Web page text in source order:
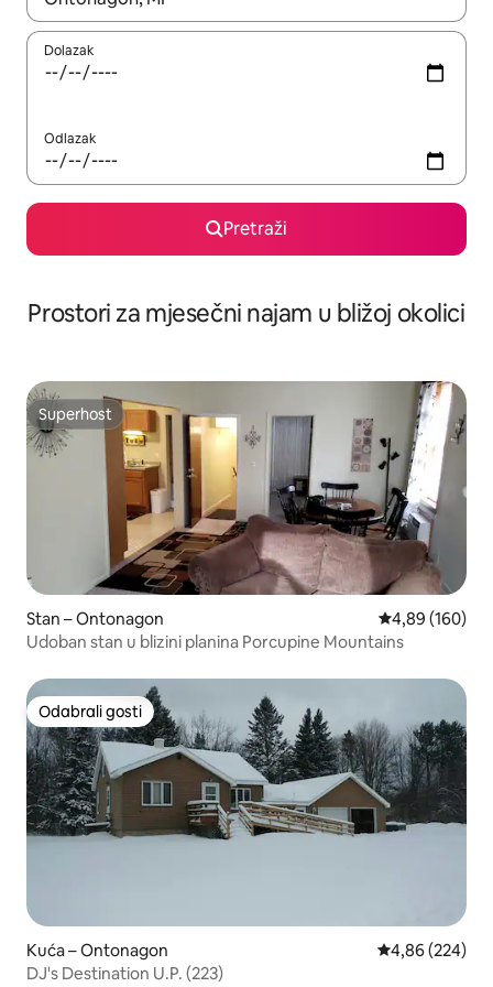
Dolazak
Odlazak
Pretraži
Prostori za mjesečni najam u bližoj okolici
Superhost
Superhost
Stan – Ontonagon Prosječna
4,89 (160)
Udoban stan u blizini planina Porcupine Mountains
Odabrali gosti
Odabrali gosti
Kuća – Ontonagon Prosječna
4,86 (224)
DJ's Destination U.P. (223)